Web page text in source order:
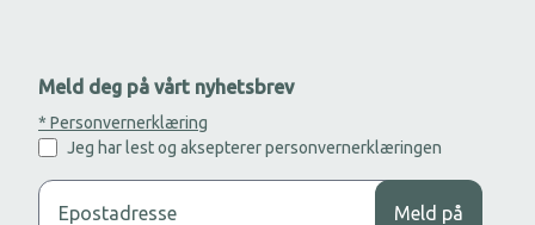
Meld deg på vårt nyhetsbrev
* Personvernerklæring
Jeg har lest og aksepterer personvernerklæringen
Legg til din epost adresse for å motta nyhetsbrev.
Meld på